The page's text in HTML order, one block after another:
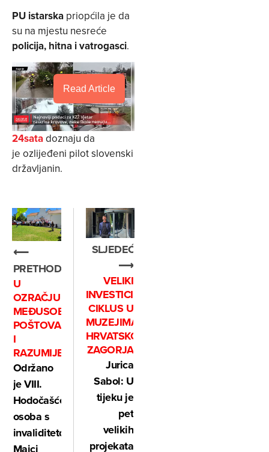
PU istarska priopćila je da
su na mjestu nesreće
policija, hitna i vatrogasci.
Read Article
24satadoznaju da
je ozlijeđeni pilot slovenski
državljanin.
⟵
PRETHODNO
U
OZRAČJU
MEĐUSOBNOG
POŠTOVANJA
I
RAZUMIJEVANJA
Održano
je VIII.
Hodočašće
osoba s
invaliditetom
Majci
SLJEDEĆE
⟶
VELIKI
INVESTICIJSKI
CIKLUS U
MUZEJIMA
HRVATSKOG
ZAGORJA
Jurica
Sabol: U
tijeku je
pet
velikih
projekata